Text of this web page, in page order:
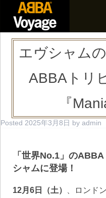
エヴシャム
ABBAトリ
『
Posted 2025年3月8日 by admin
「世界No.1」の
シャムに登場！
12月6日（土）
、ロンド